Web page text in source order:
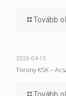
Tovább
2026-04-15
Torony KSK –